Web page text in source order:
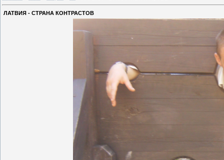
ЛАТВИЯ - СТРАНА КОНТРАСТОВ